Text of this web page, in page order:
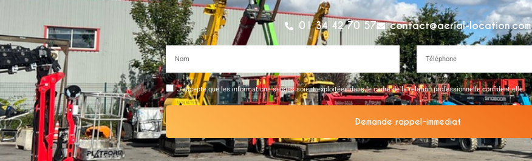
01 34 42 70 57 contact@aerial-location.com
J'accepte que les informations saisies soient exploitées dans le cadre de la relation professionnelle confidentielle.
Demande rappel-immediat
Alternative: